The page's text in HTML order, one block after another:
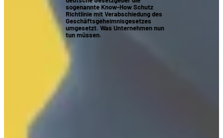
sogenannte Know-How Schutz
Richtlinie mit Verabschiedung des
Geschäftsgeheimnisgesetzes
umgesetzt. Was Unternehmen nun
tun müssen.